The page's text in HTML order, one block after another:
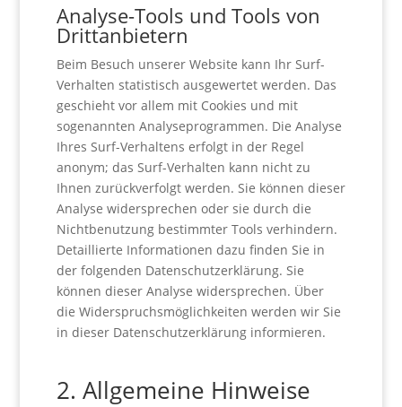
Analyse-Tools und Tools von
Drittanbietern
Beim Besuch unserer Website kann Ihr Surf-
Verhalten statistisch ausgewertet werden. Das
geschieht vor allem mit Cookies und mit
sogenannten Analyseprogrammen. Die Analyse
Ihres Surf-Verhaltens erfolgt in der Regel
anonym; das Surf-Verhalten kann nicht zu
Ihnen zurückverfolgt werden. Sie können dieser
Analyse widersprechen oder sie durch die
Nichtbenutzung bestimmter Tools verhindern.
Detaillierte Informationen dazu finden Sie in
der folgenden Datenschutzerklärung. Sie
können dieser Analyse widersprechen. Über
die Widerspruchsmöglichkeiten werden wir Sie
in dieser Datenschutzerklärung informieren.
2. Allgemeine Hinweise